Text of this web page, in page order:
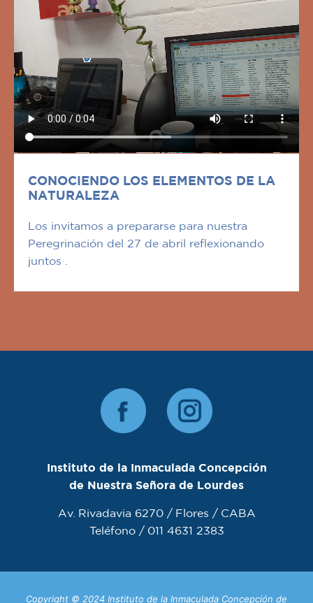
CONOCIENDO LOS ELEMENTOS DE LA
NATURALEZA
Los invitamos a prepararse para nuestra
Peregrinación del 27 de abril reflexionando
juntos .
Instituto de la Inmaculada Concepción
de Nuestra Señora de Lourdes
Av. Rivadavia 6270 / Flores / CABA
Teléfono / 011 4631 2383
Copyright © 2024 Instituto de la Inmaculada Concepción de